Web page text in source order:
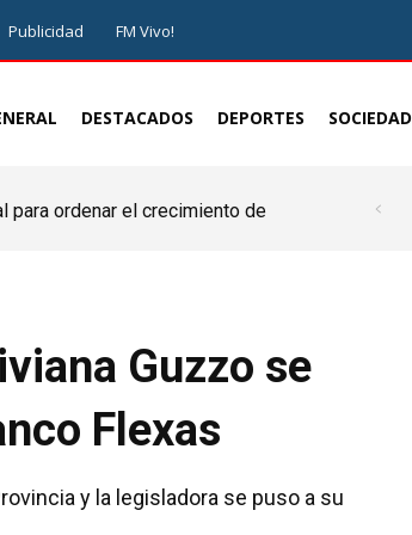
Publicidad FM Vivo!
DESTACADOS DEPORTES SOCIEDAD
para ordenar el crecimiento de
Guzzo se
Flexas
y la legisladora se puso a su